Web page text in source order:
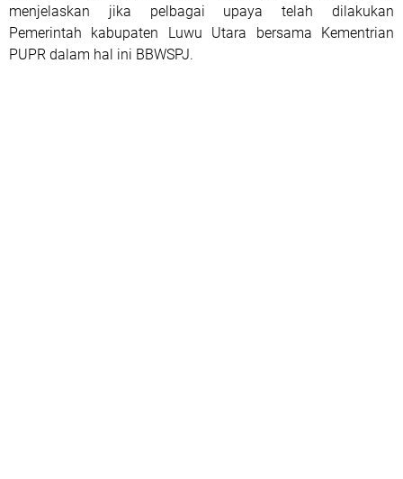
menjelaskan jika pelbagai upaya telah dilakukan
Pemerintah kabupaten Luwu Utara bersama Kementrian
PUPR dalam hal ini BBWSPJ.